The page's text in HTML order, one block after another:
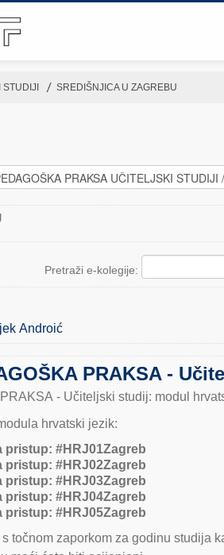
▶︎ SREDIŠNJICA U ZAGREBU
Pretraži e-kolegije:
Androić
PRAKSA -
- Učiteljski studij: modul
hrvatski jezik:
pristup:#HRJ01Zagreb
pristup: #HRJ02Zagreb
pristup:#HRJ03Zagreb
pristup:#HRJ04Zagreb
pristup:#HRJ05Zagreb
točnom zaporkom za godinu studija